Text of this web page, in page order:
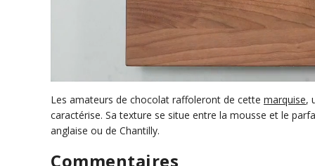
s
c
o
d
Les amateurs de chocolat raffoleront de cette marquise,
caractérise. Sa texture se situe entre la mousse et le
anglaise ou de Chantilly.
Commentaires